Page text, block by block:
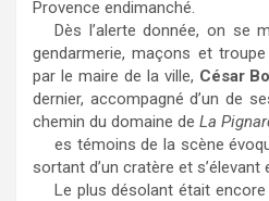
Provence endimanché.
Dès l’alerte donnée, on se
gendarmerie, maçons et
par le maire de la ville, César
dernier, accompagné d’un de
chemin du domaine de La
es témoins de la scène
sortant d’un cratère et s’élevant
Le plus désolant était encore